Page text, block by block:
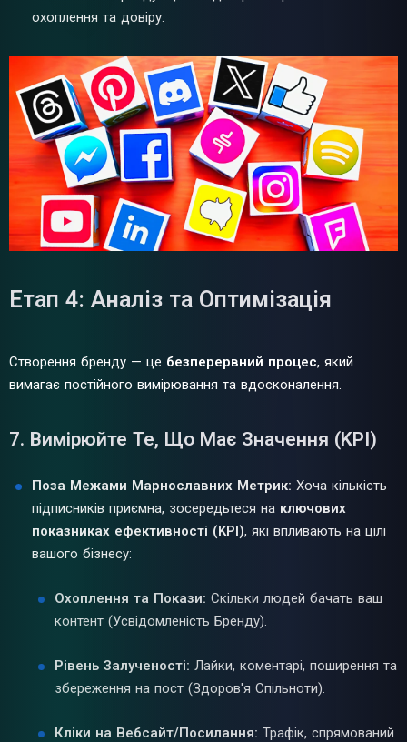
охоплення та довіру.
Етап 4: Аналіз та Оптимізація
Створення бренду — це безперервний процес, який
вимагає постійного вимірювання та вдосконалення.
7. Вимірюйте Те, Що Має Значення (KPI)
Поза Межами Марнославних Метрик: Хоча кількість
підписників приємна, зосередьтеся на ключових
показниках ефективності (KPI), які впливають на цілі
вашого бізнесу:
Охоплення та Покази: Скільки людей бачать ваш
контент (Усвідомленість Бренду).
Рівень Залученості: Лайки, коментарі, поширення та
збереження на пост (Здоров'я Спільноти).
Кліки на Вебсайт/Посилання: Трафік, спрямований